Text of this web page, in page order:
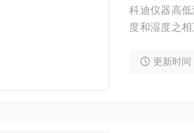
科迪仪器高
度和湿度之
料、邮电通
更新时